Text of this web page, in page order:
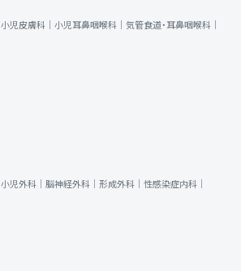
小児皮膚科｜ 小児耳鼻咽喉科｜ 気管食道・耳鼻咽喉科｜
小児外科｜ 脳神経外科｜ 形成外科｜ 性感染症内科｜